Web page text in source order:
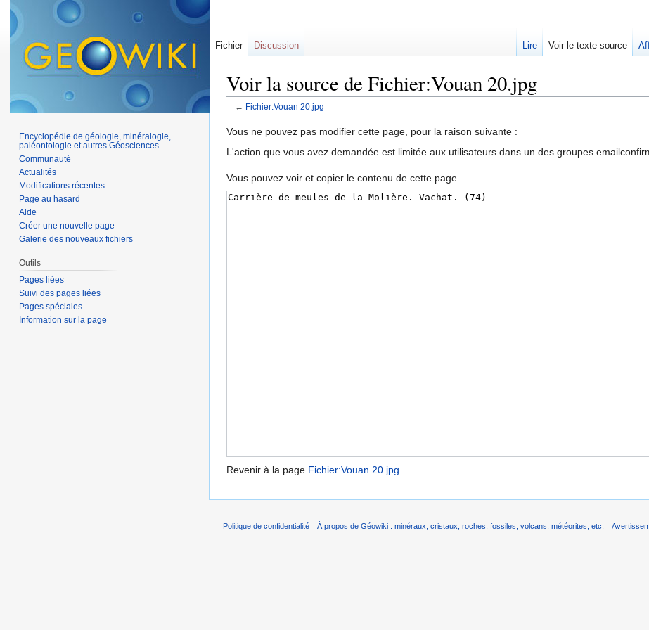
Voir la source de Fichier:Vouan 20.jpg
← Fichier:Vouan 20.jpg
Vous ne pouvez pas modifier cette page, pour la raison suivante :
L'action que vous avez demandée est limitée aux utilisateurs dans un des groupes
Vous pouvez voir et copier le contenu de cette page.
Revenir à la page Fichier:Vouan 20.jpg.
Fichier Discussion Lire Voir le texte source
Encyclopédie de géologie, minéralogie,
paléontologie et autres Géosciences
Communauté
Actualités
Modifications récentes
Page au hasard
Aide
Créer une nouvelle page
Galerie des nouveaux fichiers
Outils
Pages liées
Suivi des pages liées
Pages spéciales
Information sur la page
Politique de confidentialité À propos de Géowiki : minéraux, cristaux, roches, fossiles, volcans, météorites, etc.